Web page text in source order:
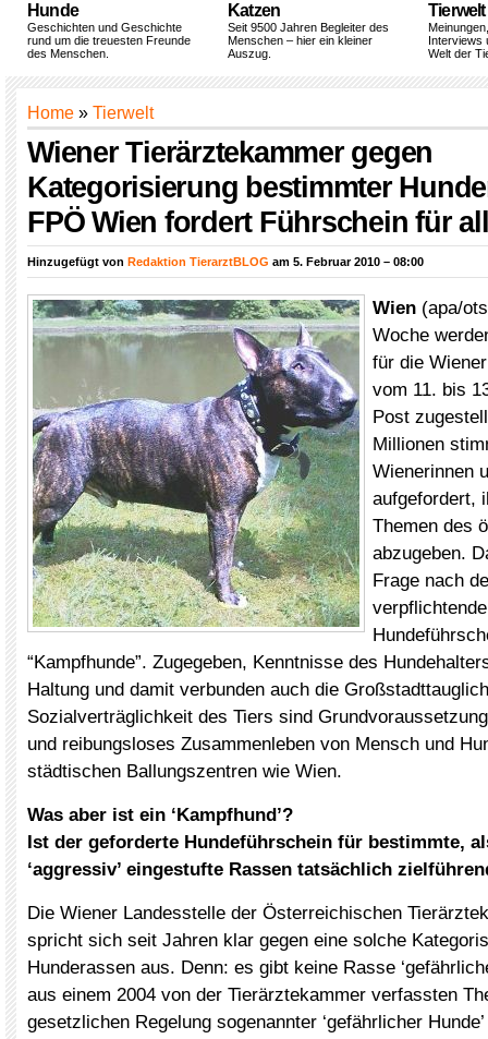
Hunde
Geschichten und Geschichte
rund um die treuesten Freunde
des Menschen.
Katzen
Seit 9500 Jahren Begleiter des
Menschen – hier ein kleiner
Auszug.
Tierwelt
Interviews
Welt der
Home » Tierwelt
Wiener Tierärztekammer gegen
Kategorisierung bestimmter
FPÖ Wien fordert Führschein für
Hinzugefügt von Redaktion TierarztBLOG am 5. Februar 2010 – 08:00
Wien (apa/
Woche
für die
vom 11. bis
Post
Millionen
Wienerinnen
aufgefordert,
Themen des
abzugeben.
Frage nach
“Kampfhunde”. Zugegeben, Kenntnisse des
Haltung und damit verbunden auch die
Sozialverträglichkeit des Tiers sind
und reibungsloses Zusammenleben von Mensch und
städtischen Ballungszentren wie Wien.
Was aber ist ein ‘Kampfhund’?
Ist der geforderte Hundeführschein für bestimmte,
‘aggressiv’ eingestufte Rassen tatsächlich
Die Wiener Landesstelle der Österreichischen
spricht sich seit Jahren klar gegen eine solche
Hunderassen aus. Denn: es gibt keine Rasse
aus einem 2004 von der Tierärztekammer verfassten
gesetzlichen Regelung sogenannter ‘gefährlicher